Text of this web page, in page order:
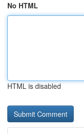
No HTML
HTML is disabled